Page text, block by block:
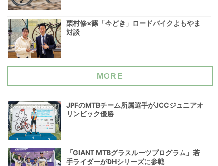
栗村修×篠「今どき」ロードバイクよもやま
対談
MORE
JPFのMTBチーム所属選手がJOCジュニアオ
リンピック優勝
「GIANT MTBグラスルーツプログラム」若
手ライダーがDHシリーズに参戦